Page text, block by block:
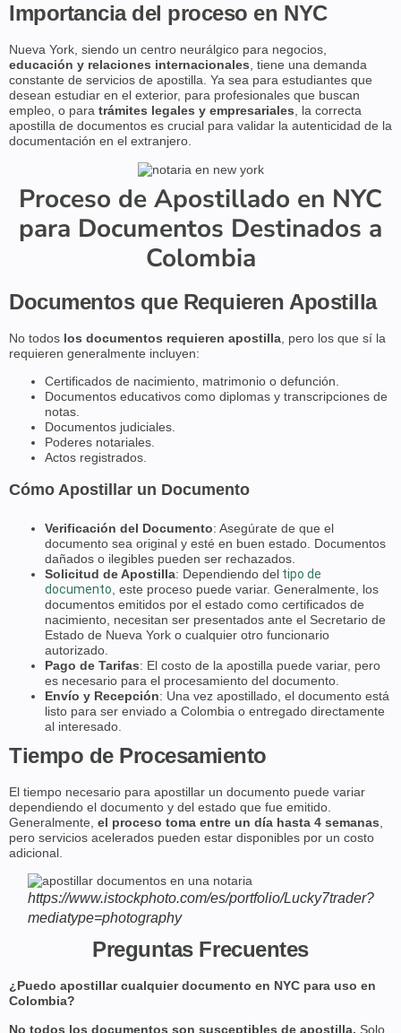
Importancia del proceso en NYC
Nueva York, siendo un centro neurálgico para negocios,
educación y relaciones internacionales , tiene una demanda
constante de servicios de apostilla. Ya sea para estudiantes que
desean estudiar en el exterior, para profesionales que buscan
empleo, o para trámites legales y empresariales , la correcta
apostilla de documentos es crucial para validar la autenticidad de la
documentación en el extranjero.
Proceso de Apostillado en NYC
para Documentos Destinados a
Colombia
Documentos que Requieren Apostilla
No todos los documentos requieren apostilla , pero los que sí la
requieren generalmente incluyen:
Certificados de nacimiento, matrimonio o defunción.
Documentos educativos como diplomas y transcripciones de
notas.
Documentos judiciales.
Poderes notariales.
Actos registrados.
Cómo Apostillar un Documento
Verificación del Documento: Asegúrate de que el
documento sea original y esté en buen estado. Documentos
dañados o ilegibles pueden ser rechazados.
Solicitud de Apostilla: Dependiendo del tipo de
documento , este proceso puede variar. Generalmente, los
documentos emitidos por el estado como certificados de
nacimiento, necesitan ser presentados ante el Secretario de
Estado de Nueva York o cualquier otro funcionario
autorizado.
Pago de Tarifas: El costo de la apostilla puede variar, pero
es necesario para el procesamiento del documento.
Envío y Recepción: Una vez apostillado, el documento está
listo para ser enviado a Colombia o entregado directamente
al interesado.
Tiempo de Procesamiento
El tiempo necesario para apostillar un documento puede variar
dependiendo el documento y del estado que fue emitido.
Generalmente, el proceso toma entre un día hasta 4 semanas
pero servicios acelerados pueden estar disponibles por un costo
adicional.
https://www.istockphoto.com/es/portfolio/Lucky7trader?
mediatype=photography
Preguntas Frecuentes
¿Puedo apostillar cualquier documento en NYC para uso en
Colombia?
No todos los documentos son susceptibles de apostilla. Solo